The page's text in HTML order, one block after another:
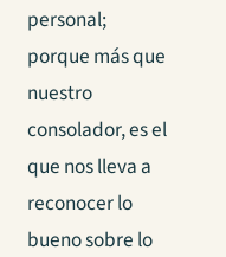
personal;
porque más que
nuestro
consolador, es el
que nos lleva a
reconocer lo
bueno sobre lo